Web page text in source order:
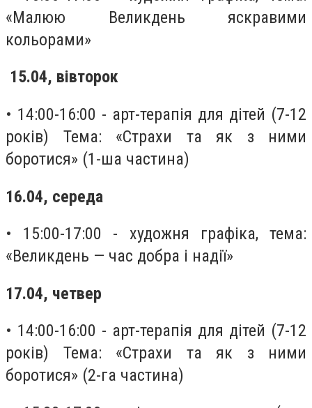
«Малюю Великдень яскравими
кольорами»
15.04, вівторок
• 14:00-16:00 - арт-терапія для дітей (7-12
років) Тема: «Страхи та як з ними
боротися» (1-ша частина)
16.04, середа
• 15:00-17:00 - художня графіка, тема:
«Великдень — час добра і надії»
17.04, четвер
• 14:00-16:00 - арт-терапія для дітей (7-12
років) Тема: «Страхи та як з ними
боротися» (2-га частина)